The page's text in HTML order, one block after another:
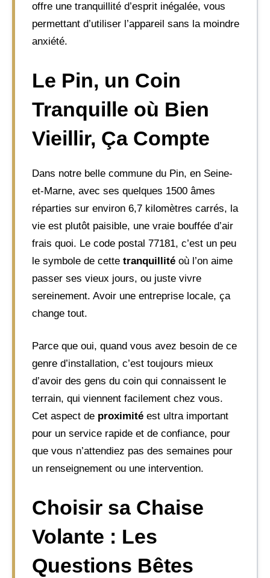
offre une tranquillité d’esprit inégalée, vous
permettant d’utiliser l’appareil sans la moindre
anxiété.
Le Pin, un Coin
Tranquille où Bien
Vieillir, Ça Compte
Dans notre belle commune du Pin, en Seine-
et-Marne, avec ses quelques 1500 âmes
réparties sur environ 6,7 kilomètres carrés, la
vie est plutôt paisible, une vraie bouffée d’air
frais quoi. Le code postal 77181, c’est un peu
le symbole de cette tranquillité où l’on aime
passer ses vieux jours, ou juste vivre
sereinement. Avoir une entreprise locale, ça
change tout.
Parce que oui, quand vous avez besoin de ce
genre d’installation, c’est toujours mieux
d’avoir des gens du coin qui connaissent le
terrain, qui viennent facilement chez vous.
Cet aspect de proximité est ultra important
pour un service rapide et de confiance, pour
que vous n’attendiez pas des semaines pour
un renseignement ou une intervention.
Choisir sa Chaise
Volante : Les
Questions Bêtes